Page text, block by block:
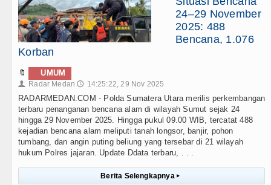
24–29 November
2025: 488
Bencana, 1.076
Korban
🔖 UMUM
👤 Radar Medan 🕔 14:25:22, 29 Nov 2025
RADARMEDAN.COM - Polda Sumatera Utara merilis perkembangan
terbaru penanganan bencana alam di wilayah Sumut sejak 24
hingga 29 November 2025. Hingga pukul 09.00 WIB, tercatat 488
kejadian bencana alam meliputi tanah longsor, banjir, pohon
tumbang, dan angin puting beliung yang tersebar di 21 wilayah
hukum Polres jajaran. Update Ddata terbaru, . . .
Berita Selengkapnya ▸